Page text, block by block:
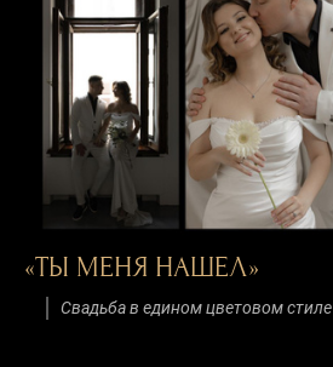
«ТЫ МЕНЯ НАШЕЛ»
Свадьба в едином цветовом стиле